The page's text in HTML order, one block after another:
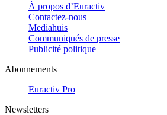
À propos d’Euractiv
Contactez-nous
Mediahuis
Communiqués de presse
Publicité politique
Abonnements
Euractiv Pro
Newsletters